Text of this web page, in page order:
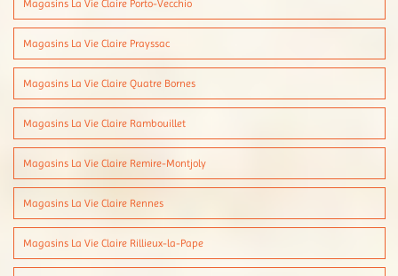
Magasins La Vie Claire Porto-Vecchio
Magasins La Vie Claire Prayssac
Magasins La Vie Claire Quatre Bornes
Magasins La Vie Claire Rambouillet
Magasins La Vie Claire Remire-Montjoly
Magasins La Vie Claire Rennes
Magasins La Vie Claire Rillieux-la-Pape